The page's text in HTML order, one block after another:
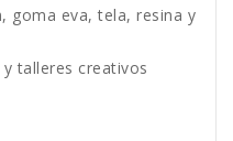
goma eva, tela, resina y
talleres creativos